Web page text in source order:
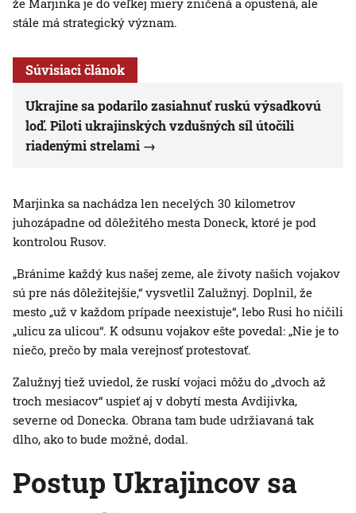
že Marjinka je do veľkej miery zničená a opustená, ale
stále má strategický význam.
Súvisiaci článok
Ukrajine sa podarilo zasiahnuť ruskú výsadkovú
loď. Piloti ukrajinských vzdušných síl útočili
riadenými strelami
Marjinka sa nachádza len necelých 30 kilometrov
juhozápadne od dôležitého mesta Doneck, ktoré je pod
kontrolou Rusov.
„Bránime každý kus našej zeme, ale životy našich vojakov
sú pre nás dôležitejšie,“ vysvetlil Zalužnyj. Doplnil, že
mesto „už v každom prípade neexistuje“, lebo Rusi ho ničili
„ulicu za ulicou“. K odsunu vojakov ešte povedal: „Nie je to
niečo, prečo by mala verejnosť protestovať.
Zalužnyj tiež uviedol, že ruskí vojaci môžu do „dvoch až
troch mesiacov“ uspieť aj v dobytí mesta Avdijivka,
severne od Donecka. Obrana tam bude udržiavaná tak
dlho, ako to bude možné, dodal.
Postup Ukrajincov sa